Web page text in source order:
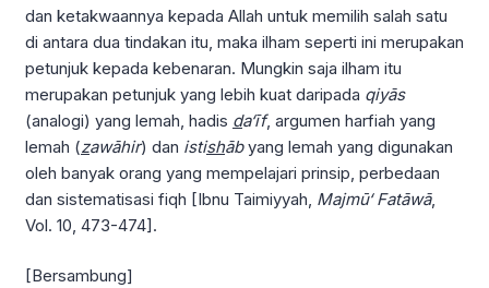
dan ketakwaannya kepada Allah untuk memilih salah satu
di antara dua tindakan itu, maka ilham seperti ini merupakan
petunjuk kepada kebenaran. Mungkin saja ilham itu
merupakan petunjuk yang lebih kuat daripada qiyās
(analogi) yang lemah, hadis da‘īf, argumen harfiah yang
lemah (zawāhir) dan istishābyang lemah yang digunakan
oleh banyak orang yang mempelajari prinsip, perbedaan
dan sistematisasi fiqh [Ibnu Taimiyyah, Majmū‘ Fatāwā,
Vol. 10, 473-474].
[Bersambung]